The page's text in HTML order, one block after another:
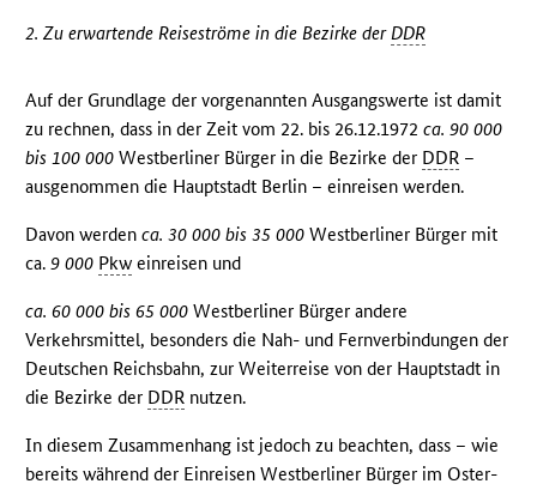
2. Zu erwartende Reiseströme in die Bezirke derDDR
Auf der Grundlage der vorgenannten Ausgangswerte ist damit
zu rechnen, dass in der Zeit vom 22. bis 26.12.1972ca. 90 000
bis 100 000 Westberliner Bürger in die Bezirke der DDR –
ausgenommen die Hauptstadt Berlin – einreisen werden.
Davon werdenca. 30 000 bis 35 000 Westberliner Bürger mit
ca.9 000 Pkw einreisen und
ca. 60 000 bis 65 000 Westberliner Bürger andere
Verkehrsmittel, besonders die Nah- und Fernverbindungen der
Deutschen Reichsbahn, zur Weiterreise von der Hauptstadt in
die Bezirke der DDR nutzen.
In diesem Zusammenhang ist jedoch zu beachten, dass – wie
bereits während der Einreisen Westberliner Bürger im Oster-